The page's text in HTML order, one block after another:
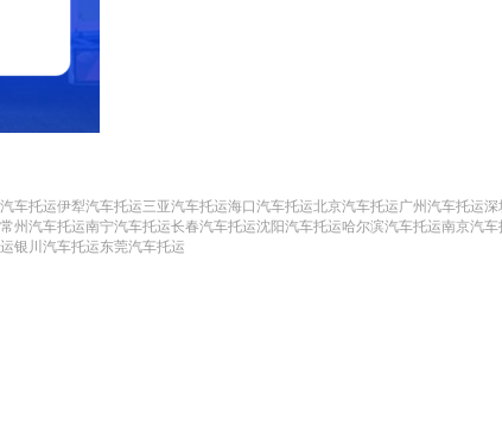
车托运伊犁汽车托运三亚汽车托运海口汽车托运北京汽车托运广州汽车托运深
常州汽车托运南宁汽车托运长春汽车托运沈阳汽车托运哈尔滨汽车托运南京汽车
银川汽车托运东莞汽车托运